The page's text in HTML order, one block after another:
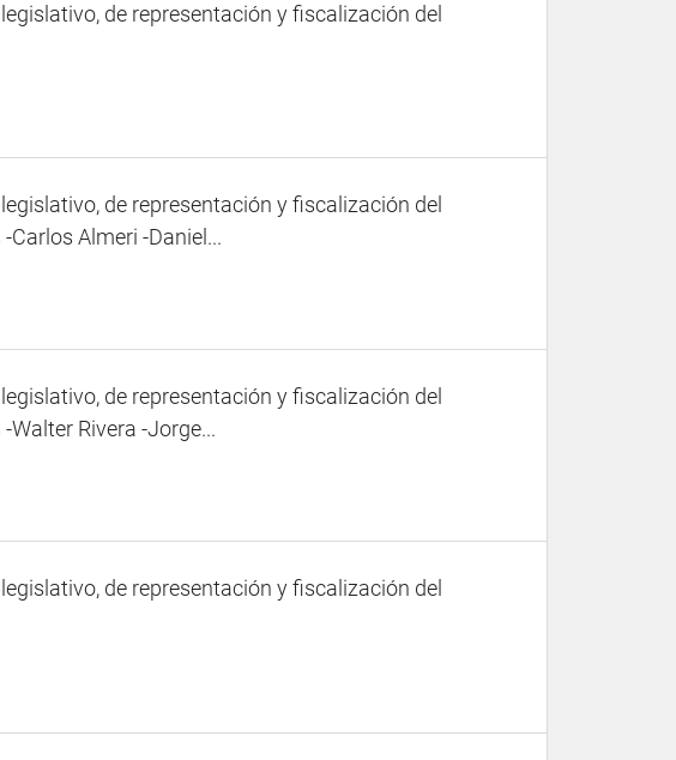
de representación y fiscalización del
de representación y fiscalización del
Almeri -Daniel...
de representación y fiscalización del
Rivera -Jorge...
de representación y fiscalización del